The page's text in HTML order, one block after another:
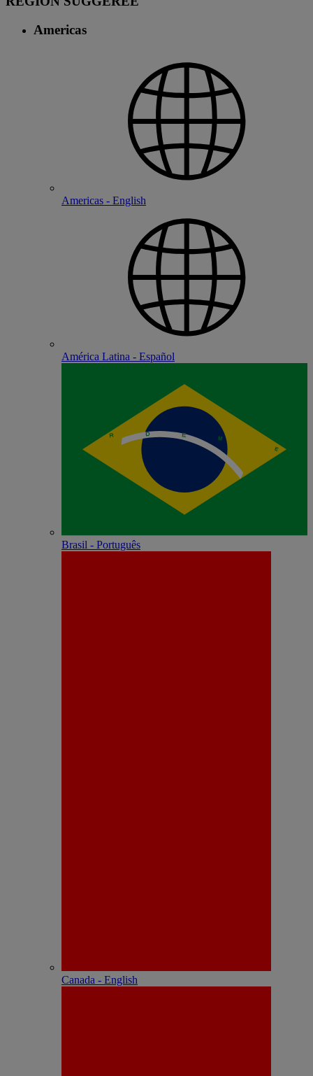
Americas
Americas - English
América Latina - Español
Brasil - Português
Canada - English